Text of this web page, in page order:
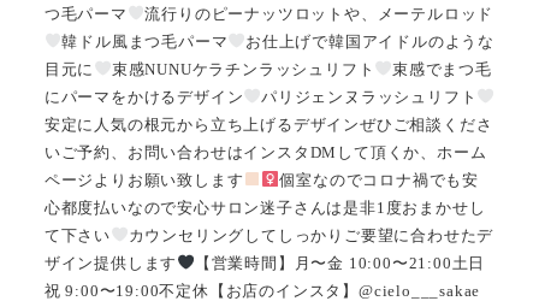
つ毛パーマ
流行りのピーナッツロットや、メーテルロッド
韓ドル風まつ毛パーマ
お仕上げで韓国アイドルのような
目元に
束感NUNUケラチンラッシュリフト
束感でまつ毛
にパーマをかけるデザイン
パリジェンヌラッシュリフト
安定に人気の根元から立ち上げるデザインぜひご相談くださ
いご予約、お問い合わせはインスタDMして頂くか、ホーム
ページよりお願い致します
︎︎︎︎︎個室なのでコロナ禍でも安
心︎︎︎︎︎都度払いなので安心サロン迷子さんは是非1度おまかせし
て下さい
カウンセリングしてしっかりご要望に合わせたデ
ザイン提供します
【営業時間】月〜金 10:00〜21:00土日
祝 9:00〜19:00不定休【お店のインスタ】@cielo___sakae